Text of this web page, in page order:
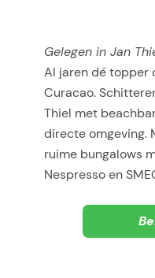
Gelegen in Jan
Al jaren dé topper
Curacao.
Thiel met
directe omgeving.
ruime bungalows
Nespresso en